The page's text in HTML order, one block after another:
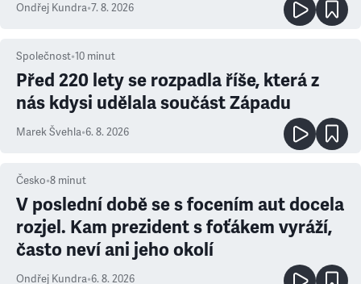
Ondřej Kundra•7. 8. 2026
Společnost•10 minut
Před 220 lety se rozpadla říše, která z
nás kdysi udělala součást Západu
Marek Švehla•6. 8. 2026
Česko•8 minut
V poslední době se s focením aut docela
rozjel. Kam prezident s foťákem vyráží,
často neví ani jeho okolí
Ondřej Kundra•6. 8. 2026